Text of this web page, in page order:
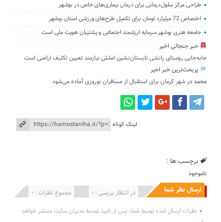
طراحی مرکز سلول‌درمانی برای درمان بیماری‌های خاص در بوشهر
اختصاص 72 میلیارد تومان برای تکمیل طرح‌های ورزشی استان بوشهر
جامعه هنری بوشهر سرمایه ارزشمند اجتماعی و پشتیبان هویت ملی است
خبر جنجالی اخیر
جابه‌جایی روستای رانشی تابستان‌نشین املش نیازمند تعیین تکلیف اراضی است
پربحث‌ترین خبر اخیر
محمد درشهر کرمان برای استقبال از مسافران نوروزی آماده می‌شود
لینک کوتاه
برچسب ها :
ناموجود
ارسال نظر شما مجموع نظرات : 0 در انتظار بررسی : 0 انتشار یافته : 0
نظرات ارسال شده توسط شما، پس از تایید توسط مدیران سایت منتشر خواهد